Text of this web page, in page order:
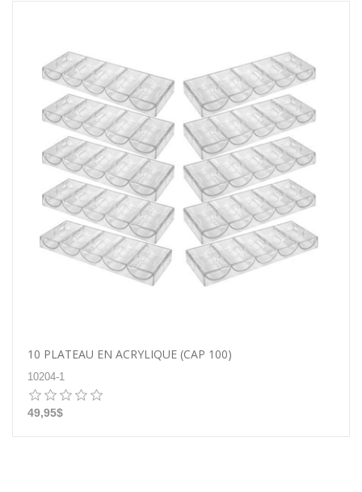
10 PLATEAU EN ACRYLIQUE (CAP 100)
10204-1
49,95$